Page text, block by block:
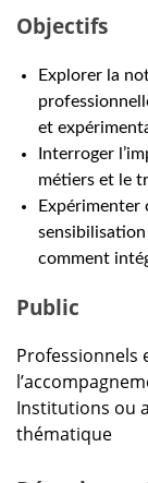
Objectifs
Explorer la
et
Interroger
métiers et le
comment
Public
Professionnels
Institutions ou
thématique